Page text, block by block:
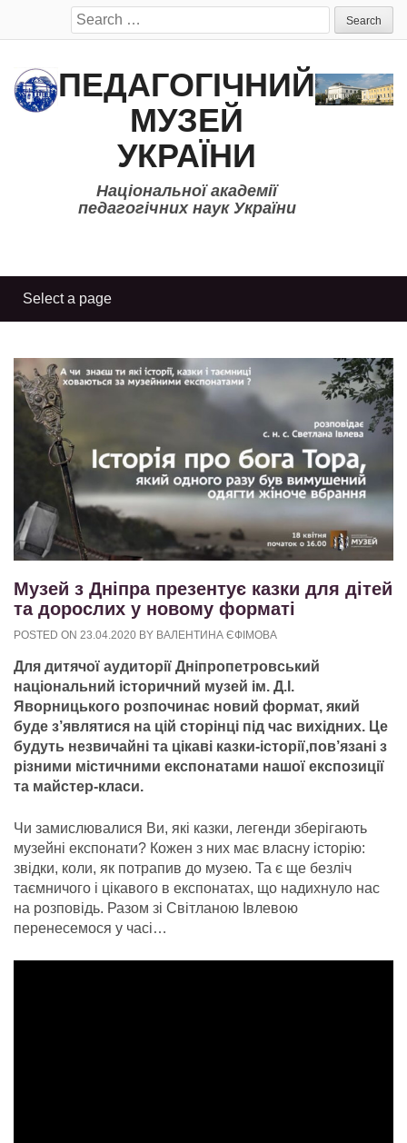
Search
for:
ПЕДАГОГІЧНИЙ
МУЗЕЙ
УКРАЇНИ
Національної академії
педагогічних наук України
Музей з Дніпра презентує казки для дітей
та дорослих у новому форматі
POSTED ON 23.04.2020 BY ВАЛЕНТИНА ЄФІМОВА
Для дитячої аудиторії Дніпропетровський
національний історичний музей ім. Д.І.
Яворницького розпочинає новий формат, який
буде з’являтися на цій сторінці під час вихідних. Це
будуть незвичайні та цікаві казки-історії,пов’язані з
різними містичними експонатами нашої експозиції
та майстер-класи.
Чи замислювалися Ви, які казки, легенди зберігають
музейні експонати? Кожен з них має власну історію:
звідки, коли, як потрапив до музею. Та є ще безліч
таємничого і цікавого в експонатах, що надихнуло нас
на розповідь. Разом зі Світланою Івлевою
перенесемося у часі…